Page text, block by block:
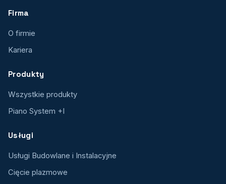
Firma
O firmie
Kariera
Produkty
Wszystkie produkty
Piano System +I
Usługi
Usługi Budowlane i Instalacyjne
Cięcie plazmowe